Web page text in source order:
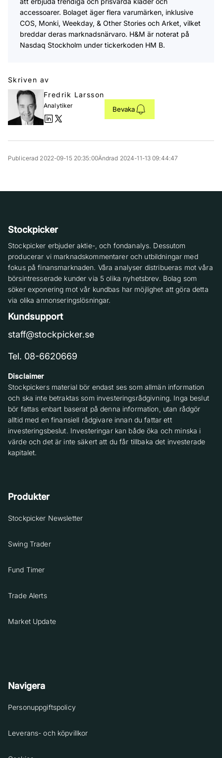
accessoarer. Bolaget äger flera varumärken, inklusive
COS, Monki, Weekday, & Other Stories och Arket, vilket
breddar deras marknadsnärvaro. H&M är noterat på
Nasdaq Stockholm under tickerkoden HM B.​
Skriven av
Fredrik Larsson
Analytiker Bevaka
Publicerad 2022-09-15 20:35:00Ändrad 2024-11-13 09:44:47
Stockpicker
Stockpicker erbjuder aktie-, och fondanalys. Dessutom
producerar vi marknadskommentarer och utbildningar med
fokus på finansmarknaden. Våra analyser distribueras mot våra
börsintresserade kunder via 5 olika nyhetsbrev. Bolag som
söker exponering mot vår kundbas har möjlighet att göra detta
via olika annonseringslösningar.
Kundsupport
staff@stockpicker.se
Tel. 08-6620669
Disclaimer
Stockpickers material bör endast ses som allmän information
och ska inte betraktas som investeringsrådgivning. Inga beslut
bör fattas enbart baserat på denna information, utan rådgör
alltid med en finansiell rådgivare innan du fattar ett
investeringsbeslut. Investeringar kan både öka och minska i
värde och det är inte säkert att du får tillbaka det investerade
kapitalet.
Produkter
Stockpicker Newsletter
Swing Trader
Fund Timer
Trade Alerts
Market Update
Navigera
Personuppgiftspolicy
Leverans- och köpvillkor